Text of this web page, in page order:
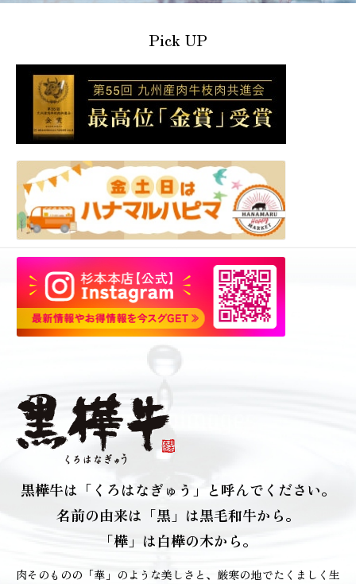
Pick UP
黒樺牛は 「くろはなぎゅう」と呼んでください。
名前の由来は「黒」は黒毛和牛から。
「樺」は白樺の木から。
肉そのものの「華」のような美しさと、厳寒の地でたくましく生